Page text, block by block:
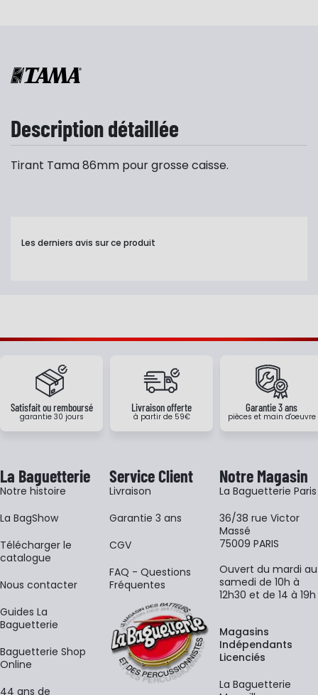
Description détaillée
Tirant Tama 86mm pour grosse caisse.
Les derniers avis sur ce produit
Satisfait ou remboursé
garantie 30 jours
Livraison offerte
à partir de 59€
Garantie 3 ans
pièces et main d'oeuvre
La Baguetterie
Notre histoire
La BagShow
​Télécharger le
catalogue
Nous contacter
Guides La
Baguetterie
Baguetterie Shop
Online
44 ans de
Service Client
Livraison
Garantie 3 ans
CGV
FAQ - Questions
Fréquentes
Notre Magasin
La Baguetterie Paris
36/38 rue Victor
Massé
75009 PARIS
Ouvert du mardi au
samedi de 10h à
12h30 et de 14 à 19h
Magasins
Indépendants
Licenciés
La Baguetterie